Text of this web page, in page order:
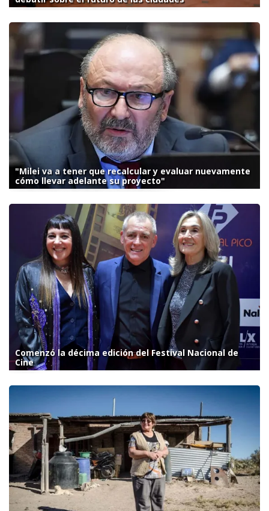
"Milei va a tener que recalcular y evaluar nuevamente
cómo llevar adelante su proyecto"
Comenzó la décima edición del Festival Nacional de
Cine